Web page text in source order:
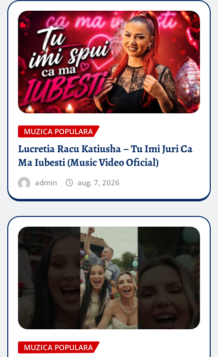
MUZICA POPULARA
Lucretia Racu Katiusha – Tu Imi Juri Ca
Ma Iubesti (Music Video Oficial)
admin aug. 7, 2026
MUZICA POPULARA